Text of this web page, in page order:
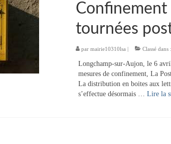
tournées
par mairie10310lsa | Classé dans :
Longchamp-sur-Aujon, le 6
mesures de confinement, La
La distribution en boites aux
s’effectue désormais … Lire la